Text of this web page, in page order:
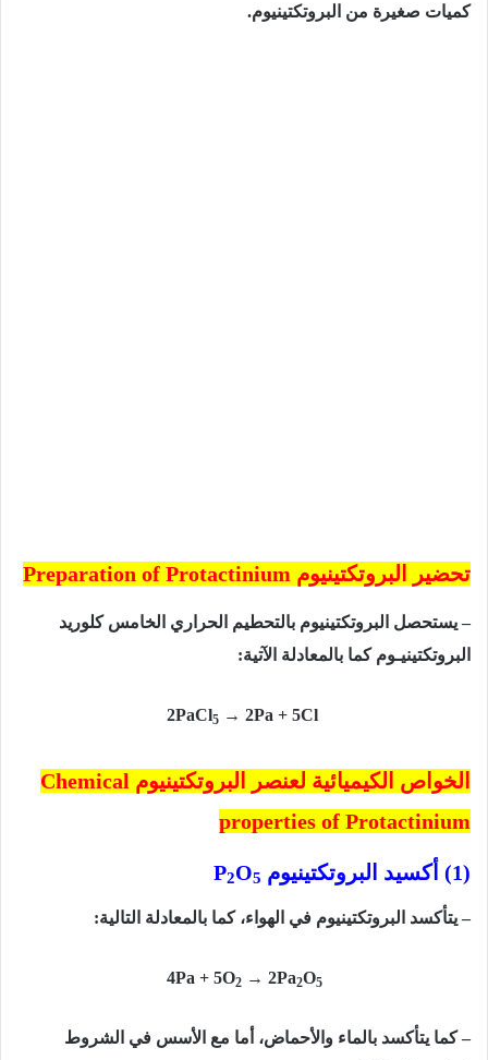
كميات صغيرة من البروتكتينيوم.
تحضير البروتكتينيوم Preparation of Protactinium
– يستحصل البروتكتينيوم بالتحطيم الحراري الخامس كلوريد
البروتكتينيـوم كما بالمعادلة الآتية:
2
PaCl5→ 2Pa + 5Cl
الخواص الكيميائية لعنصر البروتكتينيوم Chemical
properties of Protactinium
(1) أكسيد البروتكتينيوم P2O5
– يتأكسد البروتكتينيوم في الهواء، كما بالمعادلة التالية:
4Pa + 5O2→ 2Pa2O5
– كما يتأكسد بالماء والأحماض، أما مع الأسس في الشروط